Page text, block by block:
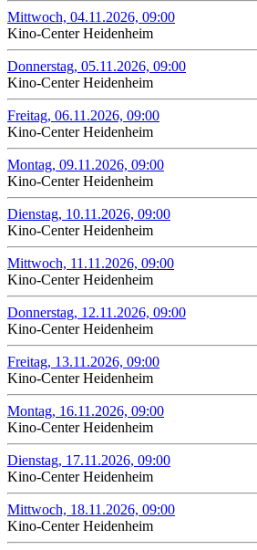
Mittwoch, 04.11.2026, 09:00
Kino-Center Heidenheim
Donnerstag, 05.11.2026, 09:00
Kino-Center Heidenheim
Freitag, 06.11.2026, 09:00
Kino-Center Heidenheim
Montag, 09.11.2026, 09:00
Kino-Center Heidenheim
Dienstag, 10.11.2026, 09:00
Kino-Center Heidenheim
Mittwoch, 11.11.2026, 09:00
Kino-Center Heidenheim
Donnerstag, 12.11.2026, 09:00
Kino-Center Heidenheim
Freitag, 13.11.2026, 09:00
Kino-Center Heidenheim
Montag, 16.11.2026, 09:00
Kino-Center Heidenheim
Dienstag, 17.11.2026, 09:00
Kino-Center Heidenheim
Mittwoch, 18.11.2026, 09:00
Kino-Center Heidenheim